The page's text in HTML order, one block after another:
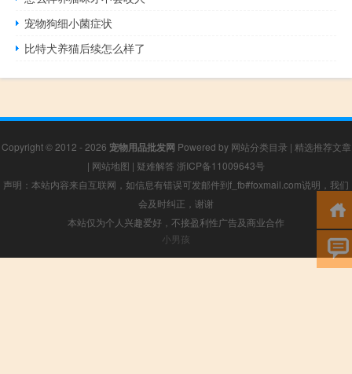
宠物狗细小菌症状
比特犬养猫后续怎么样了
Copyright © 2012 - 2026 宠物用品批发网 Powered by 网站分类目录 | 精选推荐文章
| 网站地图 | 疑难解答 浙ICP备11009643号
声明：本站内容来自互联网，如信息有错误可发邮件到f_fb#foxmail.com说明，我们
会及时纠正，谢谢
本站仅为个人兴趣爱好，不接盈利性广告及商业合作
小男孩